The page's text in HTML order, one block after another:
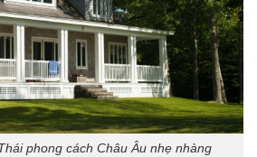
phong cách Châu Âu nhẹ nhàng